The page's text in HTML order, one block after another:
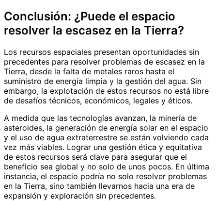
Conclusión: ¿Puede el espacio
resolver la escasez en la Tierra?
Los recursos espaciales presentan oportunidades sin
precedentes para resolver problemas de escasez en la
Tierra, desde la falta de metales raros hasta el
suministro de energía limpia y la gestión del agua. Sin
embargo, la explotación de estos recursos no está libre
de desafíos técnicos, económicos, legales y éticos.
A medida que las tecnologías avanzan, la minería de
asteroides, la generación de energía solar en el espacio
y el uso de agua extraterrestre se están volviendo cada
vez más viables. Lograr una gestión ética y equitativa
de estos recursos será clave para asegurar que el
beneficio sea global y no solo de unos pocos. En última
instancia, el espacio podría no solo resolver problemas
en la Tierra, sino también llevarnos hacia una era de
expansión y exploración sin precedentes.